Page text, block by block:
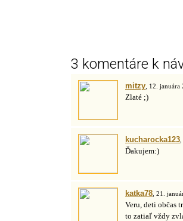
3 komentáre k
mitzy , 12.
Zlaté ;)
kucharocka123
Ďakujem:)
katka78 , 21.
Veru, deti občas
to zatiaľ vždy